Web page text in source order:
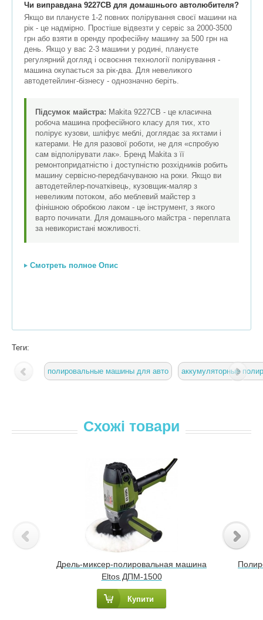
Чи виправдана 9227СВ для домашнього автолюбителя?
Якщо ви плануєте 1-2 повних полірування своєї машини на
рік - це надмірно. Простіше відвезти у сервіс за 2000-3500
грн або взяти в оренду професійну машину за 500 грн на
день. Якщо у вас 2-3 машини у родині, плануєте
регулярний догляд і освоєння технології полірування -
машина окупається за рік-два. Для невеликого
автодетейлинг-бізнесу - однозначно беріть.
Підсумок майстра: Makita 9227СВ - це класична
робоча машина професійного класу для тих, хто
полірує кузови, шліфує меблі, доглядає за яхтами і
катерами. Не для разової роботи, не для «спробую
сам відполірувати лак». Бренд Makita з її
ремонтопридатністю і доступністю розхідників робить
машину сервісно-передбачуваною на роки. Якщо ви
автодетейлер-початківець, кузовщик-маляр з
невеликим потоком, або меблевий майстер з
фінішною обробкою лаком - це інструмент, з якого
варто починати. Для домашнього майстра - переплата
за невикористані можливості.
Смотреть полное Опис
Теги:
полировальные машины для авто аккумуляторные
Схожі товари
Дрель-миксер-полировальная машина
Eltos ДПМ-1500
Купити